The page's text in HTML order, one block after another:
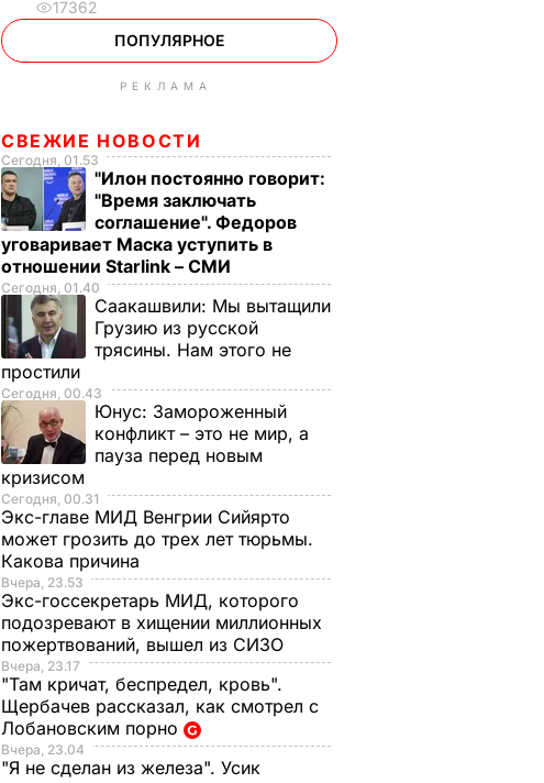
17362
ПОПУЛЯРНОЕ
РЕКЛАМА
СВЕЖИЕ НОВОСТИ
Сегодня, 01.53
"Илон постоянно говорит:
"Время заключать
соглашение". Федоров
уговаривает Маска уступить в
отношении Starlink – СМИ
Сегодня, 01.40
Саакашвили: Мы вытащили
Грузию из русской
трясины. Нам этого не
простили
Сегодня, 00.43
Юнус: Замороженный
конфликт – это не мир, а
пауза перед новым
кризисом
Сегодня, 00.31
Экс-главе МИД Венгрии Сийярто
может грозить до трех лет тюрьмы.
Какова причина
Вчера, 23.53
Экс-госсекретарь МИД, которого
подозревают в хищении миллионных
пожертвований, вышел из СИЗО
Вчера, 23.17
"Там кричат, беспредел, кровь".
Щербачев рассказал, как смотрел с
Лобановским порно
Вчера, 23.04
"Я не сделан из железа". Усик